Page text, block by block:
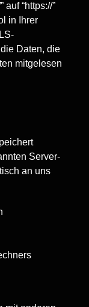
“https://”
in Ihrer
Daten, die
mitgelesen
Server-
an uns